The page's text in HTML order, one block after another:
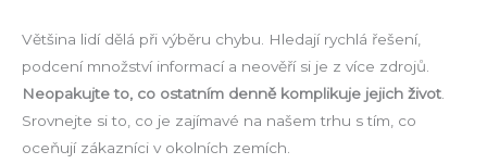
Většina lidí dělá při výběru chybu. Hledají rychlá řešení,
podcení množství informací a neověří si je z více zdrojů.
Neopakujte to, co ostatním denně komplikuje jejich život
Srovnejte si to, co je zajímavé na našem trhu s tím, co
oceňují zákazníci v okolních zemích.